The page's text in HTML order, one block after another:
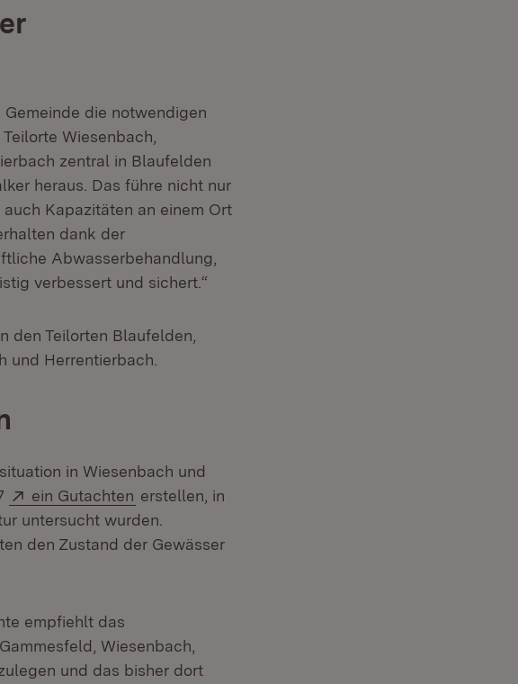
die notwendigen
Wiesenbach,
zentral in Blaufelden
heraus. Das führe nicht nur
Kapazitäten an einem Ort
dank der
Abwasserbehandlung,
verbessert und sichert.“
den Teilorten Blaufelden,
und Herrentierbach.
in Wiesenbach und
Extern:
ein Gutachten (Öffnet in neuem Fenster)
erstellen, in
untersucht wurden.
den Zustand der Gewässer
empfiehlt das
Wiesenbach,
und das bisher dort